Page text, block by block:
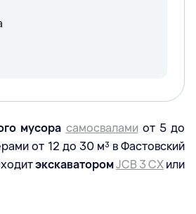
мусора самосваламиот 5 до
от 12 до 30 м³ в Фастовский
экскаваторомJCB 3 CXили